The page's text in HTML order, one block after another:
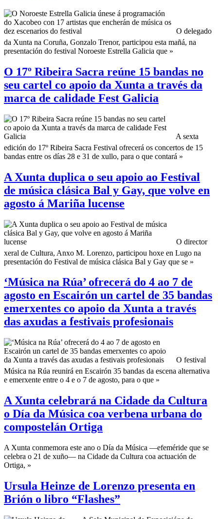
O delegado
da Xunta na Coruña, Gonzalo Trenor, participou esta mañá, na
presentación do festival Noroeste Estrella Galicia que »
O 17º Ribeira Sacra reúne 15 bandas no
seu cartel co apoio da Xunta a través da
marca de calidade Fest Galicia
A sexta
edición do 17º Ribeira Sacra Festival ofrecerá os concertos de 15
bandas entre os días 28 e 31 de xullo, para o que contará »
A Xunta duplica o seu apoio ao Festival
de música clásica Bal y Gay, que volve en
agosto á Mariña lucense
O director
xeral de Cultura, Anxo M. Lorenzo, participou hoxe en Lugo na
presentación do Festival de música clásica Bal y Gay que se »
‘Música na Rúa’ ofrecerá do 4 ao 7 de
agosto en Escairón un cartel de 35 bandas
emerxentes co apoio da Xunta a través
das axudas a festivais profesionais
O festival
Música na Rúa reunirá en Escairón 35 bandas da escena alternativa
e emerxente entre o 4 e o 7 de agosto, para o que »
A Xunta celebrará na Cidade da Cultura
o Día da Música coa verbena urbana do
compostelán Ortiga
A Xunta conmemora este ano o Día da Música —efeméride que se
celebra o 21 de xuño— na Cidade da Cultura coa actuación de
Ortiga, »
Ursula Heinze de Lorenzo presenta en
Brión o libro “Flashes”